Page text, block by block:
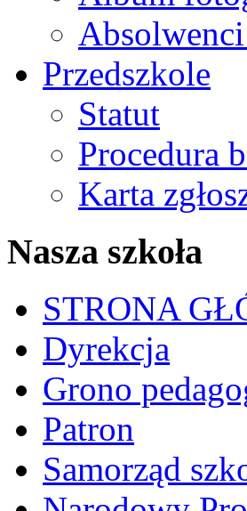
Przedszkole
Statut
Procedura
Karta
Nasza szkoła
STRONA
Dyrekcja
Grono
Patron
Samorząd